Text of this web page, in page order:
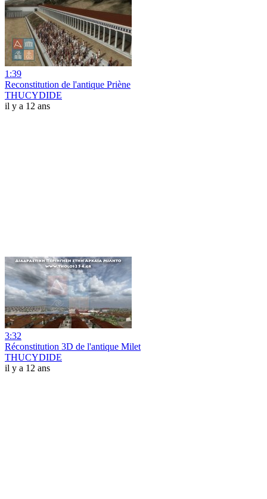
1:39
Reconstitution de l'antique Priène
THUCYDIDE
il y a 12 ans
3:32
Réconstitution 3D de l'antique Milet
THUCYDIDE
il y a 12 ans